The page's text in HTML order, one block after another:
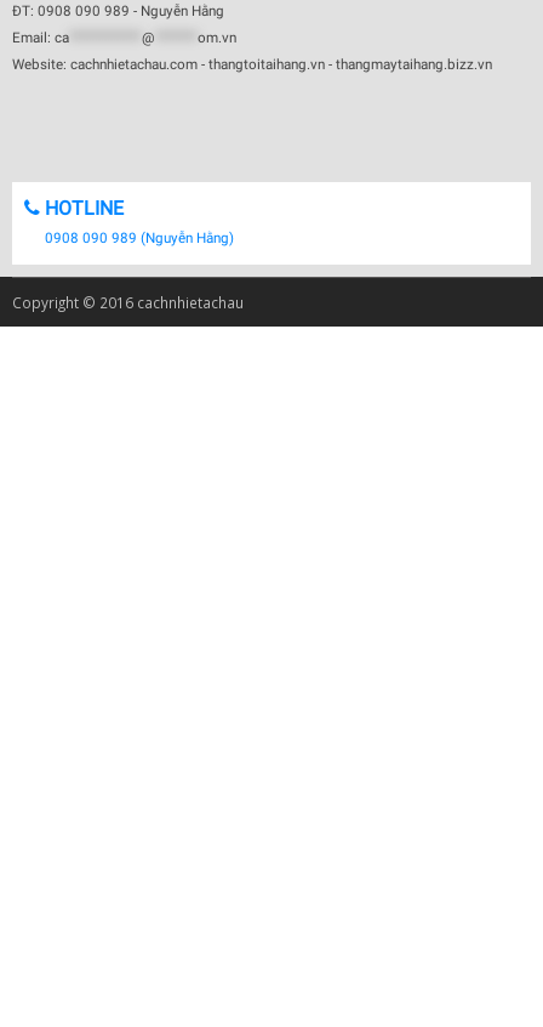
ĐT: 0908 090 989 - Nguyễn Hằng
Email: ca @
om.vn
Website: cachnhietachau.com - thangtoitaihang.vn - thangmaytaihang.bizz.vn
HOTLINE
0908 090 989 (Nguyễn Hằng)
Copyright © 2016 cachnhietachau